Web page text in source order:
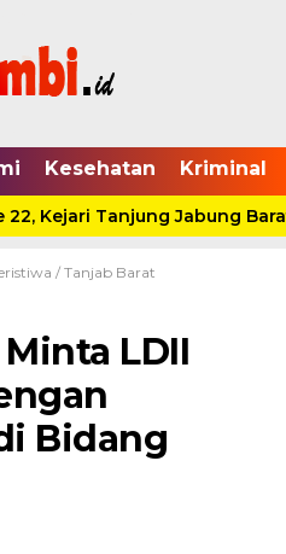
Kesehatan Kriminal
Kejari Tanjung Jabung
/ Tanjab Barat
LDII
Bidang